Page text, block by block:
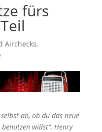
fürs
Airchecks,
ab, ob du das neue
willst“, Henry